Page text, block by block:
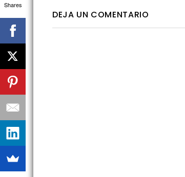
DEJA UN COMENTARIO
Shares